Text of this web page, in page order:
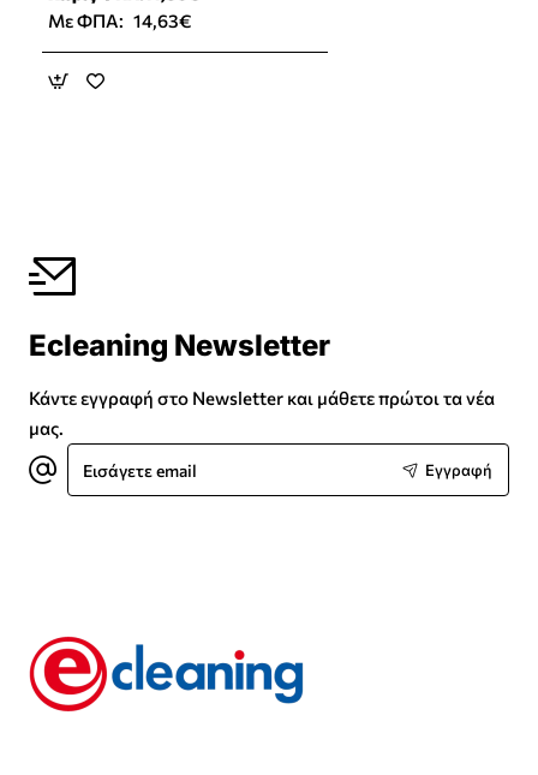
Με ΦΠΑ: 14,63€
Ecleaning Newsletter
Κάντε εγγραφή στο Newsletter και μάθετε πρώτοι τα νέα
μας.
Εισάγετε
email
Εγγραφή